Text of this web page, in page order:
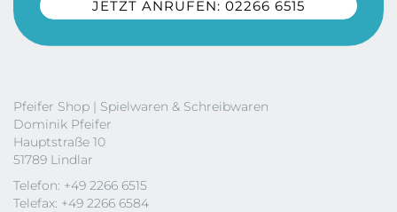
JETZT ANRUFEN: 02266 6515
Pfeifer Shop | Spielwaren & Schreibwaren
Dominik Pfeifer
Hauptstraße 10
51789 Lindlar
Telefon: +49 2266 6515
Telefax: +49 2266 6584